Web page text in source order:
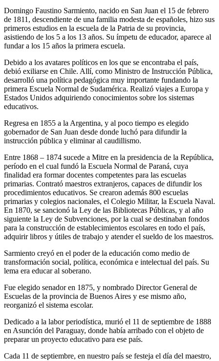
Domingo Faustino Sarmiento, nacido en San Juan el 15 de febrero
de 1811, descendiente de una familia modesta de españoles, hizo sus
primeros estudios en la escuela de la Patria de su provincia,
asistiendo de los 5 a los 13 años. Su ímpetu de educador, aparece al
fundar a los 15 años la primera escuela.
Debido a los avatares políticos en los que se encontraba el país,
debió exiliarse en Chile. Allí, como Ministro de Instrucción Pública,
desarrolló una política pedagógica muy importante fundando la
primera Escuela Normal de Sudamérica. Realizó viajes a Europa y
Estados Unidos adquiriendo conocimientos sobre los sistemas
educativos.
Regresa en 1855 a la Argentina, y al poco tiempo es elegido
gobernador de San Juan desde donde luchó para difundir la
instrucción pública y eliminar al caudillismo.
Entre 1868 – 1874 sucede a Mitre en la presidencia de la República,
período en el cual fundó la Escuela Normal de Paraná, cuya
finalidad era formar docentes competentes para las escuelas
primarias. Contrató maestros extranjeros, capaces de difundir los
procedimientos educativos. Se crearon además 800 escuelas
primarias y colegios nacionales, el Colegio Militar, la Escuela Naval.
En 1870, se sancionó la Ley de las Bibliotecas Públicas, y al año
siguiente la Ley de Subvenciones, por la cual se destinaban fondos
para la construcción de establecimientos escolares en todo el país,
adquirir libros y útiles de trabajo y atender el sueldo de los maestros.
Sarmiento creyó en el poder de la educación como medio de
transformación social, política, económica e intelectual del país. Su
lema era educar al soberano.
Fue elegido senador en 1875, y nombrado Director General de
Escuelas de la provincia de Buenos Aires y ese mismo año,
reorganizó el sistema escolar.
Dedicado a la labor periodística, murió el 11 de septiembre de 1888
en Asunción del Paraguay, donde había arribado con el objeto de
preparar un proyecto educativo para ese país.
Cada 11 de septiembre, en nuestro país se festeja el día del maestro,